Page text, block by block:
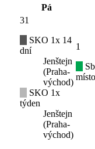
Pá
31
SKO 1x 14
dní
Jenštejn
(Praha-
východ)
SKO 1x
týden
Jenštejn
(Praha-
východ)
1